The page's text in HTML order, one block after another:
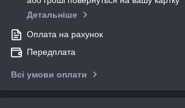
Детальніше
Оплата на рахунок
Передплата
Всі умови оплати